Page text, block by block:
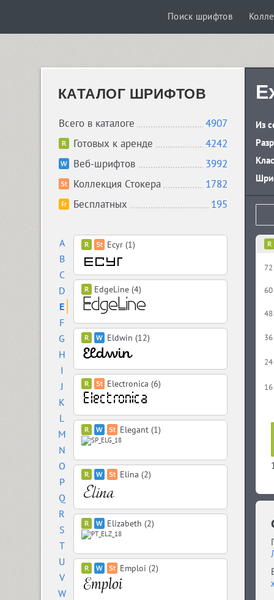
Поиск шрифтов
КАТАЛОГ ШРИФТОВ
Всего в каталоге
4907
Готовых к аренде
4242
Веб-шрифтов
3992
Коллекция Стокера
1782
Бесплатных
195
A
B
C
D
E
F
G
H
I
J
K
L
M
N
O
P
Q
R
S
T
U
V
W
Ecyr (1)
EdgeLine (4)
Eldwin (12)
Electronica (6)
Elegant (1)
Elina (2)
Elizabeth (2)
Emploi (2)
Из